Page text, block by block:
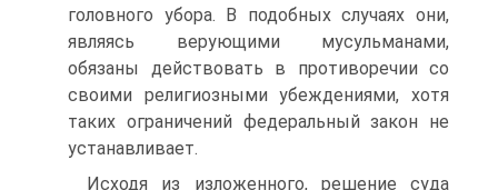
головного убора. В подобных случаях они,
являясь верующими мусульманами,
обязаны действовать в противоречии со
своими религиозными убеждениями, хотя
таких ограничений федеральный закон не
устанавливает.
Исходя из изложенного, решение суда